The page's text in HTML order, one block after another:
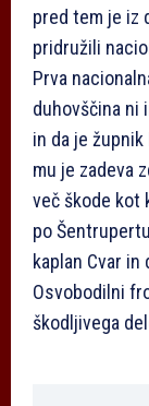
pred tem je iz
pridružili
Prva
duhovščina ni
in da je
mu je zadeva
več škode kot
po
kaplan Cvar
Osvobodilni
škodljivega